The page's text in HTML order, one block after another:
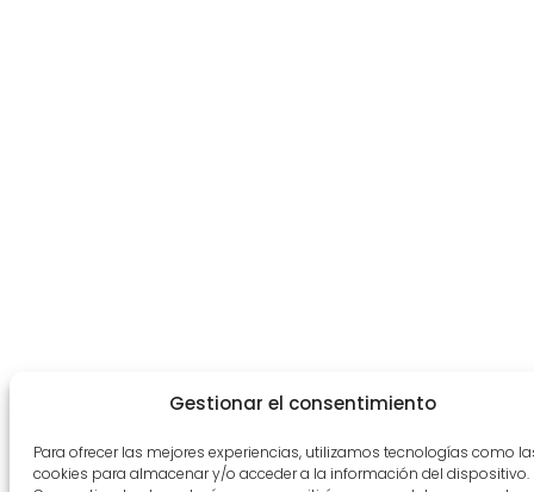
Gestionar el consentimiento
Para ofrecer las mejores experiencias, utilizamos tecnologías como
cookies para almacenar y/o acceder a la información del dispositivo.